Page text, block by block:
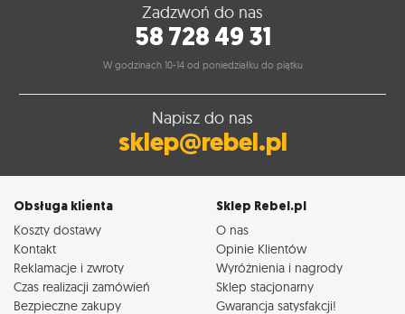
Zadzwoń do nas
58 728 49 31
W godzinach 10-14 od poniedziałku do piątku
Napisz do nas
sklep@rebel.pl
Obsługa klienta
Koszty dostawy
Kontakt
Reklamacje i zwroty
Czas realizacji zamówień
Bezpieczne zakupy
Sklep Rebel.pl
O nas
Opinie Klientów
Wyróżnienia i nagrody
Sklep stacjonarny
Gwarancja satysfakcji!